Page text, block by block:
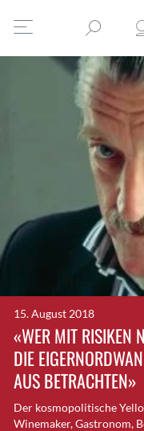
15. August 2018
«WER MIT RISIKEN
DIE
AUS BETRACHTEN»
Der kosmopolitische
Winemaker, Gastronom,